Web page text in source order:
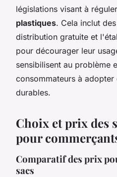
législations visant à
plastiques. Cela inclut
distribution gratuite et
pour décourager leur
sensibilisent au problème
consommateurs à
durables.
Choix et prix des
pour
Comparatif des prix
sacs